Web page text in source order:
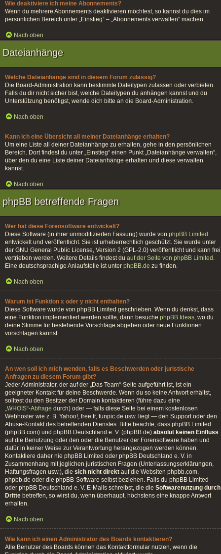
Wie deaktiviere ich meine Abonnements?
Wenn du mehrere Abonnements deaktivieren möchtest, so kannst du dies im
persönlichen Bereich unter „Einstieg“ – „Abonnements verwalten“ machen.
Nach oben
Dateianhänge
Welche Dateianhänge sind in diesem Forum zulässig?
Die Board-Administration kann bestimmte Dateitypen zulassen oder verbieten.
Falls du dir nicht sicher bist, welche Dateitypen du anhängen kannst und du
Unterstützung benötigst, wende dich bitte an die Board-Administration.
Nach oben
Kann ich eine Übersicht all meiner Dateianhänge erhalten?
Um eine Liste all deiner Dateianhänge zu erhalten, gehe in den persönlichen
Bereich. Dort findest du unter „Einstieg“ einen Punkt „Dateianhänge verwalten“,
über den du eine Liste deiner Dateianhänge erhalten und diese verwalten
kannst.
Nach oben
phpBB betreffende Fragen
Wer hat diese Forensoftware entwickelt?
Diese Software (in ihrer unmodifizierten Fassung) wurde von phpBB Limited
entwickelt und veröffentlicht. Sie ist urheberrechtlich geschützt. Sie wurde unter
der GNU General Public License, Version 2 (GPL-2.0) veröffentlicht und kann frei
vertrieben werden. Weitere Details findest du auf der Seite von phpBB Limited .
Eine deutschsprachige Anlaufstelle ist unter phpBB.de zu finden.
Nach oben
Warum ist Funktion x oder y nicht enthalten?
Diese Software wurde von phpBB Limited geschrieben. Wenn du denkst, dass
eine Funktion implementiert werden sollte, dann besuche phpBB Ideas, wo du
deine Stimme für bestehende Vorschläge abgeben oder neue Funktionen
vorschlagen kannst.
Nach oben
An wen soll ich mich wenden, falls es Beschwerden oder juristische
Anfragen zu diesem Forum gibt?
Jeder Administrator, der auf der „Das Team“-Seite aufgeführt ist, ist ein
geeigneter Kontakt für deine Beschwerde. Wenn du so keine Antwort erhältst,
solltest du den Besitzer der Domain kontaktieren (führe dazu eine
„WHOIS“-Abfrage durch) oder — falls diese Seite bei einem kostenlosen
Webhoster wie z. B. Yahoo!, free.fr, funpic.de usw. liegt — den Support oder den
Abuse-Kontakt des betreffenden Dienstes. Bitte beachte, dass phpBB Limited
(phpBB.com) und phpBB Deutschland e. V. (phpBB.de) absolut keinen Einfluss
auf die Benutzung oder den oder die Benutzer der Forensoftware haben und
dafür in keiner Weise zur Verantwortung herangezogen werden können.
Kontaktiere daher nie phpBB Limited oder phpBB Deutschland e. V. in
Zusammenhang mit jeglichen juristischen Fragen (Unterlassungserklärungen,
Haftungsfragen usw.), die sich nicht direkt auf die Websiten phpbb.com,
phpbb.de oder die phpBB-Software selbst beziehen. Falls du phpBB Limited
oder phpBB Deutschland e. V. E-Mails schreibst, die die Softwarenutzung durch
Dritte betreffen, so wirst du, wenn überhaupt, höchstens eine knappe Antwort
erhalten.
Nach oben
Wie kann ich einen Administrator des Boards kontaktieren?
Alle Benutzer des Boards können das Kontaktformular nutzen, wenn die